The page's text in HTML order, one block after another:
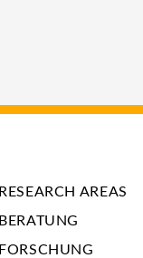
RESEARCH AREAS
BERATUNG
FORSCHUNG